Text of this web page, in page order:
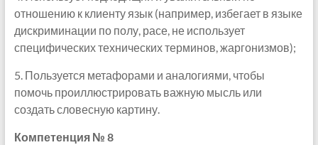
отношению к клиенту язык (например, избегает в языке
дискриминации по полу, расе, не использует
специфических технических терминов, жаргонизмов);
5. Пользуется метафорами и аналогиями, чтобы
помочь проиллюстрировать важную мысль или
создать словесную картину.
Компетенция № 8